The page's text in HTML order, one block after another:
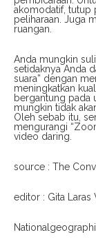
akomodatif, tutup
peliharaan. Juga
ruangan.
Anda mungkin
setidaknya Anda
suara” dengan
meningkatkan
bergantung pada
mungkin tidak
Oleh sebab itu,
mengurangi
video daring.
source : The
editor : Gita